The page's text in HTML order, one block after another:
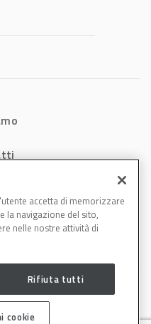
e costi in
accetta di memorizzare
la navigazione del sito,
nelle nostre attività di
Rifiuta tutti
cookie